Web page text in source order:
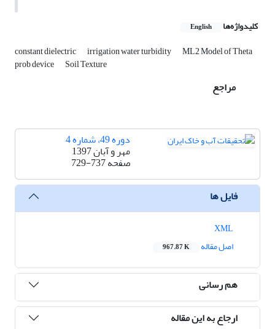
کلیدواژه‌ها English
constant dielectric irrigation water turbidity ML2 Model of Theta
prob device Soil Texture
مراجع
دوره 49، شماره 4
مهر و آبان 1397
صفحه729-737
فایل ها
اصل مقاله
967.87 K
هم رسانی
ارجاع به این مقاله